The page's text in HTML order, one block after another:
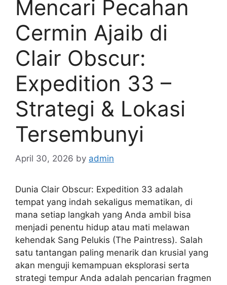
Mencari Pecahan
Cermin Ajaib di
Clair Obscur:
Expedition 33 –
Strategi & Lokasi
Tersembunyi
April 30, 2026 by admin
Dunia Clair Obscur: Expedition 33 adalah
tempat yang indah sekaligus mematikan, di
mana setiap langkah yang Anda ambil bisa
menjadi penentu hidup atau mati melawan
kehendak Sang Pelukis (The Paintress). Salah
satu tantangan paling menarik dan krusial yang
akan menguji kemampuan eksplorasi serta
strategi tempur Anda adalah pencarian fragmen